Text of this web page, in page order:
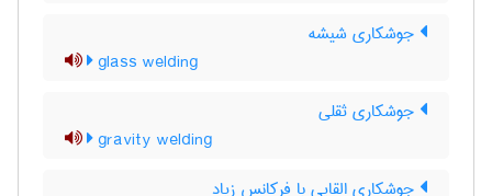
جوشکاری شیشه
glass welding
جوشکاری ثقلی
gravity welding
جوشکاری القایی با فرکانس زیاد